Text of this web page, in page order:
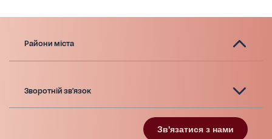
Райони міста
Зворотній зв'язок
Зв'язатися з нами